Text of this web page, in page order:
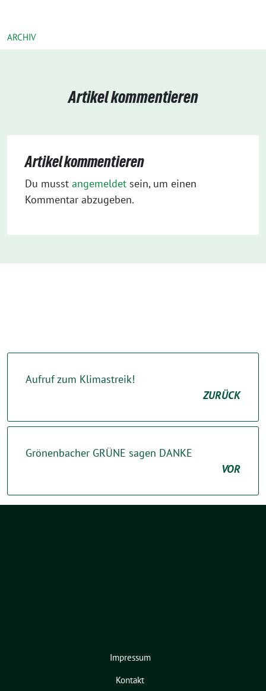
ARCHIV
Artikel kommentieren
Artikel kommentieren
Du musst angemeldet sein, um einen
Kommentar abzugeben.
Aufruf zum Klimastreik!
ZURÜCK
Grönenbacher GRÜNE sagen DANKE
VOR
Impressum
Kontakt